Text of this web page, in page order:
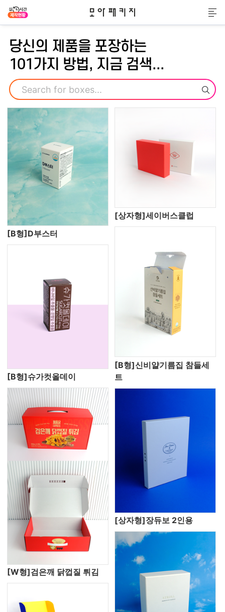
모아패키지
메
당신의 제품을 포장하는
101가지 방법, 지금 검색...
검색
[B형]D부스터
[상자형]세이버스클럽
[B형]슈가컷올데이
[B형]신비얄기름집 참들세
트
[W형]검은깨 닭껍질 튀김
[상자형]장듀보 2인용